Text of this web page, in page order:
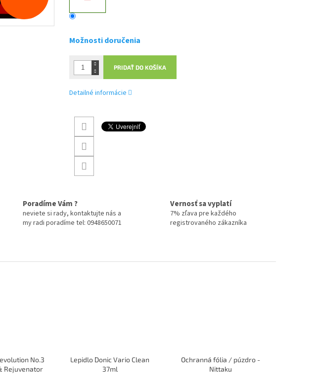
Možnosti doručenia
PRIDAŤ DO KOŠÍKA
Detailné informácie
Poradíme Vám ?
neviete si rady, kontaktujte nás a
my radi poradíme tel: 0948650071
Vernosť sa vyplatí
7% zľava pre každého
registrovaného zákazníka
No.3
Rejuvenator
Lepidlo Donic Vario Clean
37ml
Ochranná fólia / púzdro -
Nittaku